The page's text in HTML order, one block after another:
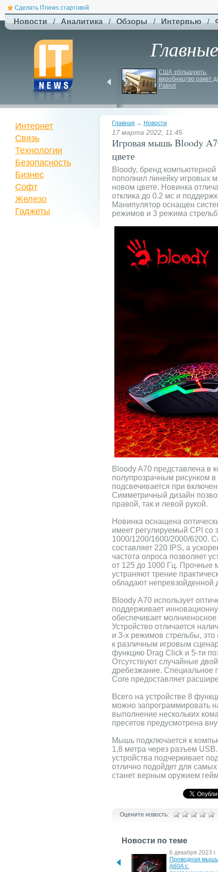
Сделать ITnews стартовой
Новости / Аналитика / Обзоры / Интервью /
повітряний штурм за
участю роботів
США збільшують
виробництво ракет
Patriot
Главная → Новости
17 марта 2022, 11:45
Игровая мышь Bloody
цвете
Bloody, бренд
пополнил линейку игровых
новом цвете. Новинка
отклика до 0.2 мс и
Манипулятор оснащен
режимов и 3 режима
Bloody A70 представлена в
полупрозрачным рисунком
подсвечивается при
Симметричный дизайн
правой, так и левой рукой.
Новинка оснащена
имеет регулируемый CPI со
1000/1200/1600/2000/6200.
составляет 220 IPS, а
частота опроса позволяет
от 125 до 1000 Гц. Прочные
устраняют трение
обладают непревзойденной
Bloody A70 использует
поддерживает
обеспечивает
Устройство отличается
и 3-х режимов стрельбы, это
к различным игровым
функцию Drag Click и 5-ти
Отсутствуют случайные
дребезжание. Специальное
Core предоставляет
Всего на устройстве 8
можно запрограммировать
выполнение нескольких
пресетов предусмотрена
Мышь подключается к
1,8 метра через разъем
устройства подчеркивает
отлично подойдет для
станет верным оружием
Оцените новость:
Новости по теме
6 декабря 2023 г.
Проводная
A60A с
Интернет
Связь
Технологии
Безопасность
Бизнес
Софт
Железо
Гаджеты